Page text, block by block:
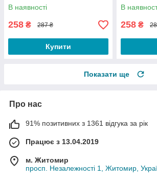
В наявності
258 ₴ 287 ₴
Купити
В
258 ₴
Показати ще
Про нас
91% позитивних з 1361 відгука за рік
Працює з 13.04.2019
м. Житомир
просп. Незалежності 1, Житомир,